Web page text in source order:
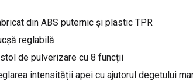
din ABS puternic și plastic TPR
reglabilă
de pulverizare cu 8 funcții
intensității apei cu ajutorul degetului